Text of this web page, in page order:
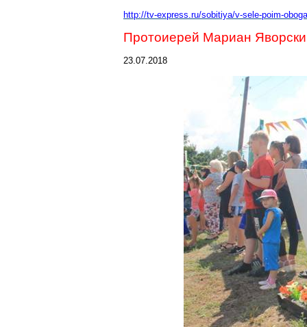
http://tv-express.ru/sobitiya/v-sele-poim-
Протоиерей Мариан
23.07.2018